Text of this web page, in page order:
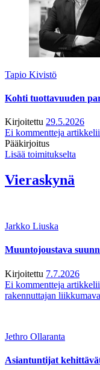
Tapio Kivistö
Kohti tuottavuuden
Kirjoitettu 29.5.2026
Ei kommentteja
Pääkirjoitus
Lisää toimitukselta
Vieraskynä
Jarkko Liuska
Muuntojoustava
Kirjoitettu 7.7.2026
Ei kommentteja
rakennuttajan
Jethro Ollaranta
Asiantuntijat